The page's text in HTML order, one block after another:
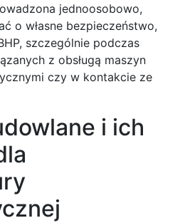
jednoosobowo,
o własne bezpieczeństwo,
szczególnie podczas
z obsługą maszyn
czy w kontakcie ze
i ich